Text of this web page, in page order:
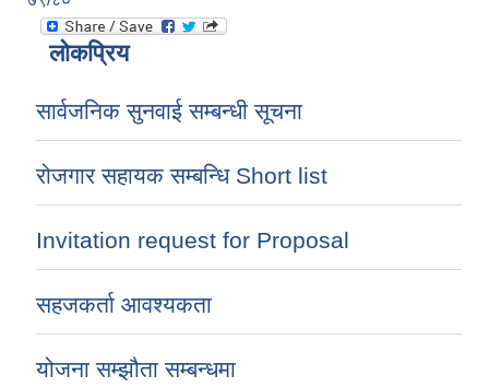
लोकप्रिय
सार्वजनिक सुनवाई सम्बन्धी सूचना
रोजगार सहायक सम्बन्धि Short list
Invitation request for Proposal
सहजकर्ता आवश्यकता
योजना सम्झौता सम्बन्धमा